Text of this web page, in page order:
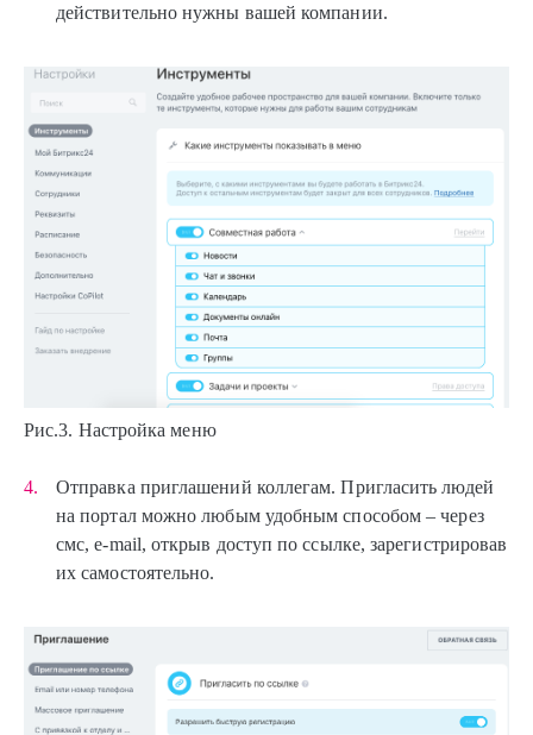
действительно нужны вашей компании.
Рис.3. Настройка меню
Отправка приглашений коллегам. Пригласить людей
на портал можно любым удобным способом – через
смс, e-mail, открыв доступ по ссылке, зарегистрировав
их самостоятельно.